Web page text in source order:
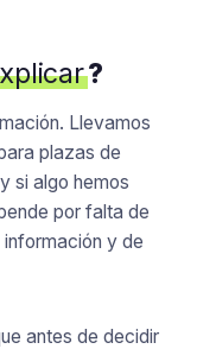
?
Llevamos
plazas de
si algo hemos
por falta de
y de
antes de decidir